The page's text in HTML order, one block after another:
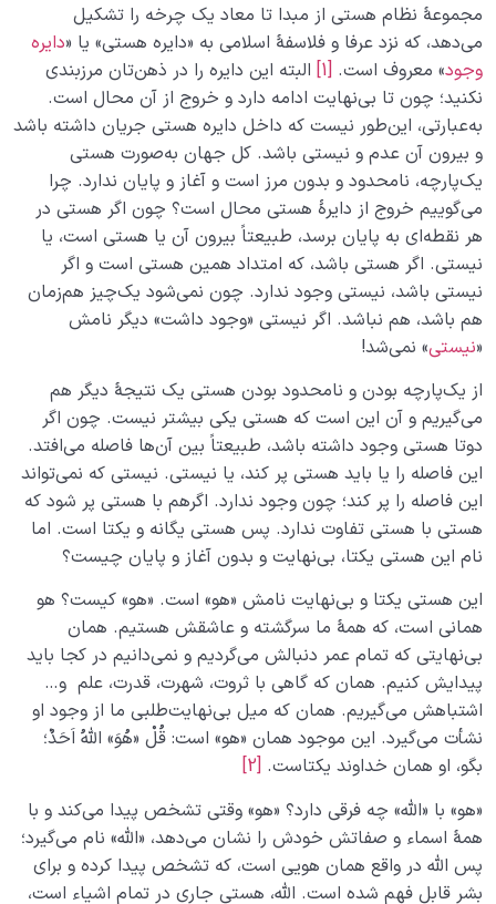
مجموعۀ نظام هستی از مبدا تا معاد یک چرخه را تشکیل
می‌دهد، که نزد عرفا و فلاسفۀ اسلامی‌ به «دایره هستی» یا «دایره
وجود» معروف است. [1]
البته این دایره را در ذهن‌تان مرزبندی
نکنید؛ چون تا بی‌نهایت ادامه دارد و خروج از آن محال است.
به‌عبارتی، این‌طور نیست که داخل دایره هستی جریان داشته باشد
و بیرون آن عدم و نیستی باشد. کل جهان به‌صورت هستی
یک‌پارچه، نامحدود و بدون مرز است و آغاز و پایان ندارد. چرا
می‌گوییم خروج از دایرۀ هستی محال است؟ چون اگر هستی در
هر نقطه‌ای به پایان برسد، طبیعتاً بیرون آن یا هستی است، یا
نیستی. اگر هستی باشد، که امتداد همین هستی است و اگر
نیستی باشد، نیستی وجود ندارد. چون نمی‌شود یک‌چیز هم‌زمان
هم باشد، هم نباشد. اگر نیستی «وجود داشت» دیگر نامش
«نیستی» نمی‌شد!
از یک‌پارچه بودن و نامحدود بودن هستی یک نتیجۀ دیگر هم
می‌گیریم و آن این است که هستی یکی بیشتر نیست. چون اگر
دوتا هستی وجود داشته باشد، طبیعتاً بین آن‌ها فاصله می‌افتد.
این فاصله را یا باید هستی پر کند، یا نیستی. نیستی که نمی‌تواند
این فاصله را پر کند؛ چون وجود ندارد. اگرهم با هستی پر شود که
هستی با هستی تفاوت ندارد. پس هستی یگانه و یکتا است. اما
نام این هستی یکتا، بی‌نهایت و بدون آغاز و پایان چیست؟
این هستی یکتا و بی‌نهایت نامش «هو» است. «هو» کیست؟ هو
همانی است، که همۀ ما سرگشته و عاشقش هستیم. همان
بی‌نهایتی که تمام عمر دنبالش می‌گردیم و نمی‌دانیم در کجا باید
پیدایش کنیم. همان که گاهی با ثروت، شهرت، قدرت، علم و…
اشتباهش می‌گیریم. همان که میل بی‌نهایت‌طلبی ما از وجود او
نشأت می‌گیرد. این موجود همان «هو» است: قُلْ «هُوَ» اللهُ اَحَدٌ؛
بگو، او همان خداوند یکتاست. [2]
«هو» با «الله» چه فرقی دارد؟ «هو» وقتی تشخص پیدا می‌کند و با
همۀ اسماء و صفاتش خودش را نشان می‌دهد، «الله» نام می‌گیرد؛
پس الله در واقع همان هویی است، که تشخص پیدا کرده و برای
بشر قابل فهم شده است. الله، هستی جاری در تمام اشیاء است،